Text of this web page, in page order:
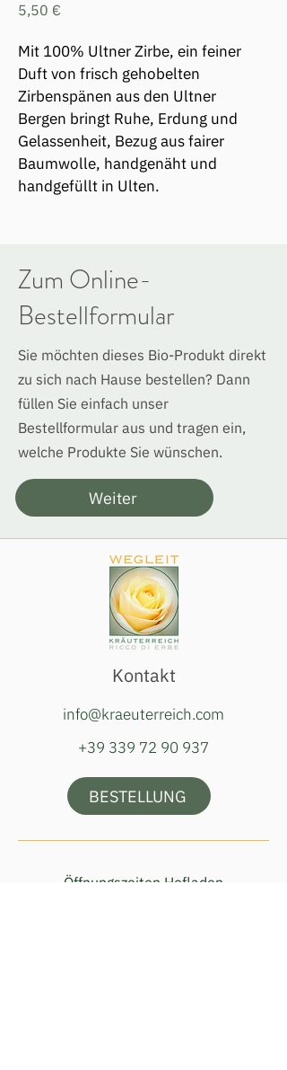
5,50 €
Mit 100% Ultner Zirbe, ein feiner
Duft von frisch gehobelten
Zirbenspänen aus den Ultner
Bergen bringt Ruhe, Erdung und
Gelassenheit, Bezug aus fairer
Baumwolle, handgenäht und
handgefüllt in Ulten.
Zum Online-
Bestellformular
Sie möchten dieses Bio-Produkt direkt
zu sich nach Hause bestellen? Dann
füllen Sie einfach unser
Bestellformular aus und tragen ein,
welche Produkte Sie wünschen.
Weiter
Kontakt
info@kraeuterreich.com
+39 339 72 90 937
BESTELLUNG
Öffnungszeiten Hofladen